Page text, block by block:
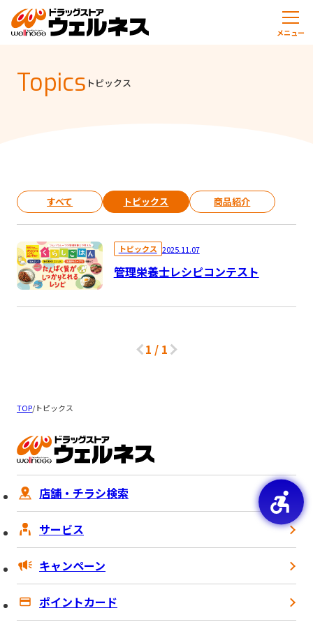
メニュー
Topics トピックス
すべて トピックス 商品紹介
トピックス 2025.11.07
管理栄養士レシピコンテスト
1 / 1
TOP/トピックス
店舗・チラシ検索
サービス
キャンペーン
ポイントカード